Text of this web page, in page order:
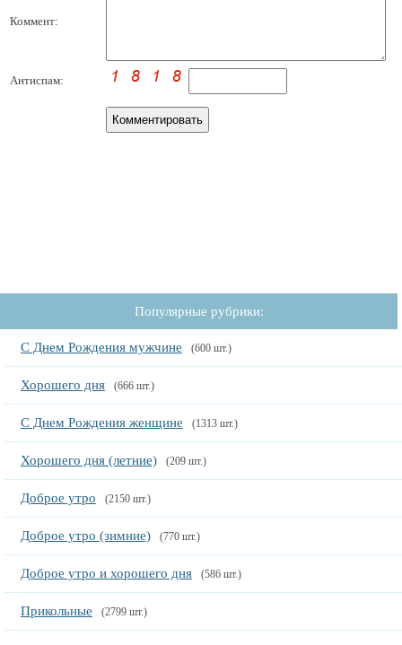
Коммент:
Антиспам:
Популярные рубрики:
С Днем Рождения мужчине (600 шт.)
Хорошего дня (666 шт.)
С Днем Рождения женщине (1313 шт.)
Хорошего дня (летние) (209 шт.)
Доброе утро (2150 шт.)
Доброе утро (зимние) (770 шт.)
Доброе утро и хорошего дня (586 шт.)
Прикольные (2799 шт.)